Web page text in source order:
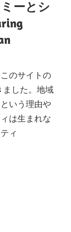
ーとシ
のサイトの
した。地域
いう理由や
は生まれな
ィ